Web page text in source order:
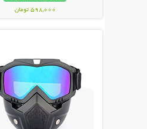
598,000 تومان